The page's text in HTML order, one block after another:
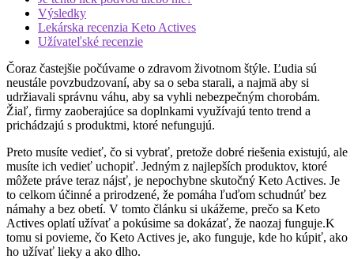
Výsledky
Lekárska recenzia Keto Actives
Užívateľské recenzie
Čoraz častejšie počúvame o zdravom životnom štýle. Ľudia sú
neustále povzbudzovaní, aby sa o seba starali, a najmä aby si
udržiavali správnu váhu, aby sa vyhli nebezpečným chorobám.
Žiaľ, firmy zaoberajúce sa doplnkami využívajú tento trend a
prichádzajú s produktmi, ktoré nefungujú.
Preto musíte vedieť, čo si vybrať, pretože dobré riešenia existujú, ale
musíte ich vedieť uchopiť. Jedným z najlepších produktov, ktoré
môžete práve teraz nájsť, je nepochybne skutočný Keto Actives. Je
to celkom účinné a prirodzené, že pomáha ľuďom schudnúť bez
námahy a bez obetí. V tomto článku si ukážeme, prečo sa Keto
Actives oplatí užívať a pokúsime sa dokázať, že naozaj funguje.K
tomu si povieme, čo Keto Actives je, ako funguje, kde ho kúpiť, ako
ho užívať lieky a ako dlho.